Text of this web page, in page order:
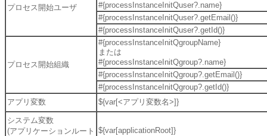
プロセス開始ユーザ
#{processInstanceInitQuser?.name}
#{processInstanceInitQuser?.getEmail()}
#{processInstanceInitQuser?.getId()}
プロセス開始組織
#{processInstanceInitQgroupName}
または
#{processInstanceInitQgroup?.name}
#{processInstanceInitQgroup?.getEmail()}
#{processInstanceInitQgroup?.getId()}
アプリ変数
${var[<アプリ変数名>]}
システム変数
(アプリケーションルート ${var[applicationRoot]}